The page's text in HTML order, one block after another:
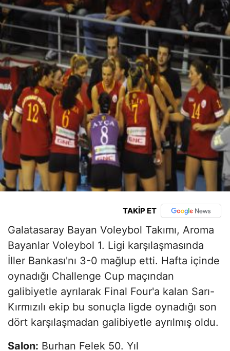
TAKİP ET
Galatasaray Bayan Voleybol Takımı, Aroma
Bayanlar Voleybol 1. Ligi karşılaşmasında
İller Bankası'nı 3-0 mağlup etti. Hafta içinde
oynadığı Challenge Cup maçından
galibiyetle ayrılarak Final Four'a kalan Sarı-
Kırmızılı ekip bu sonuçla ligde oynadığı son
dört karşılaşmadan galibiyetle ayrılmış oldu.
Salon: Burhan Felek 50. Yıl